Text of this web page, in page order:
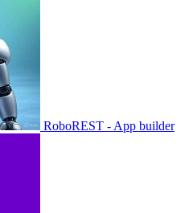
RoboREST - App builder